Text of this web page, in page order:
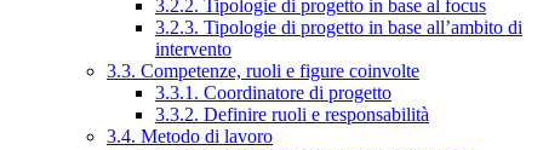
3.2.2. Tipologie di progetto in base al focus
3.2.3. Tipologie di progetto in base all’ambito di
intervento
3.3. Competenze, ruoli e figure coinvolte
3.3.1. Coordinatore di progetto
3.3.2. Definire ruoli e responsabilità
3.4. Metodo di lavoro